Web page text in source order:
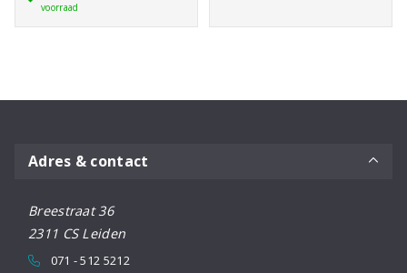
voorraad
aantal
Adres & contact
Breestraat 36
2311 CS Leiden
071 - 512 5212